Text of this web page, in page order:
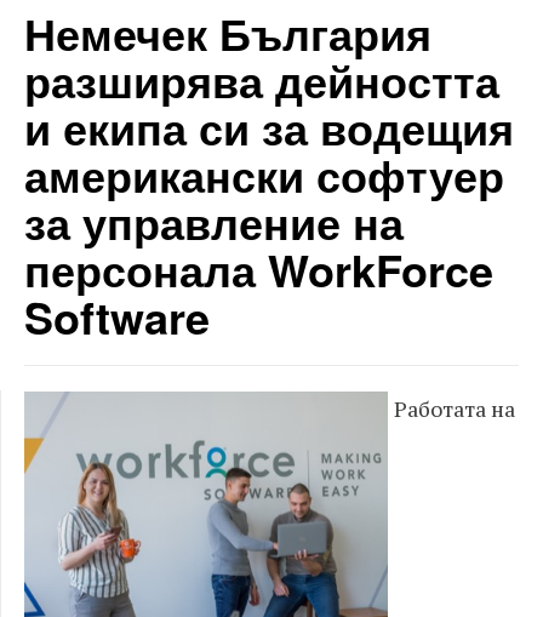
Немечек България
разширява дейността
и екипа си за водещия
американски софтуер
за управление на
персонала WorkForce
Software
Работата на